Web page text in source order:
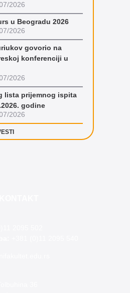
2026
u Beogradu 2026
2026
govorio na
konferenciji u
2026
lista prijemnog ispita
godine
2026